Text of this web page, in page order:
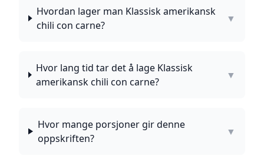
Hvordan lager man Klassisk amerikansk
chili con carne?
▼
Hvor lang tid tar det å lage Klassisk
amerikansk chili con carne?
▼
Hvor mange porsjoner gir denne
oppskriften?
▼